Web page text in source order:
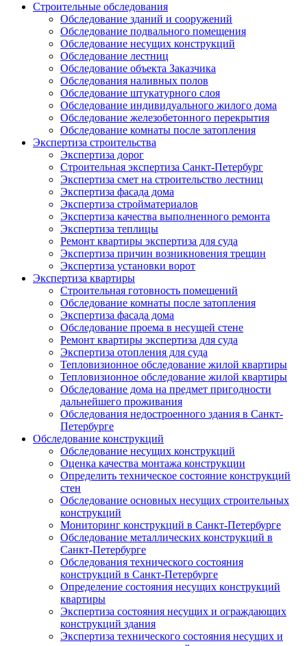
Строительные обследования
Обследование зданий и сооружений
Обследование подвального помещения
Обследование несущих конструкций
Обследование лестниц
Обследование объекта Заказчика
Обследования наливных полов
Обследование штукатурного слоя
Обследование индивидуального жилого дома
Обследование железобетонного перекрытия
Обследование комнаты после затопления
Экспертиза строительства
Экспертиза дорог
Строительная экспертиза Санкт-Петербург
Экспертиза смет на строительство лестниц
Экспертиза фасада дома
Экспертиза стройматериалов
Экспертиза качества выполненного ремонта
Экспертиза теплицы
Ремонт квартиры экспертиза для суда
Экспертиза причин возникновения трещин
Экспертиза установки ворот
Экспертиза квартиры
Строительная готовность помещений
Обследование комнаты после затопления
Экспертиза фасада дома
Обследование проема в несущей стене
Ремонт квартиры экспертиза для суда
Экспертиза отопления для суда
Тепловизионное обследование жилой квартиры
Тепловизионное обследование жилой квартиры
Обследование дома на предмет пригодности
дальнейшего проживания
Обследования недостроенного здания в Санкт-
Петербурге
Обследование конструкций
Обследование несущих конструкций
Оценка качества монтажа конструкции
Определить техническое состояние конструкций
стен
Обследование основных несущих строительных
конструкций
Мониторинг конструкций в Санкт-Петербурге
Обследование металлических конструкций в
Санкт-Петербурге
Обследования технического состояния
конструкций в Санкт-Петербурге
Определение состояния несущих конструкций
квартиры
Экспертиза состояния несущих и ограждающих
конструкций здания
Экспертиза технического состояния несущих и